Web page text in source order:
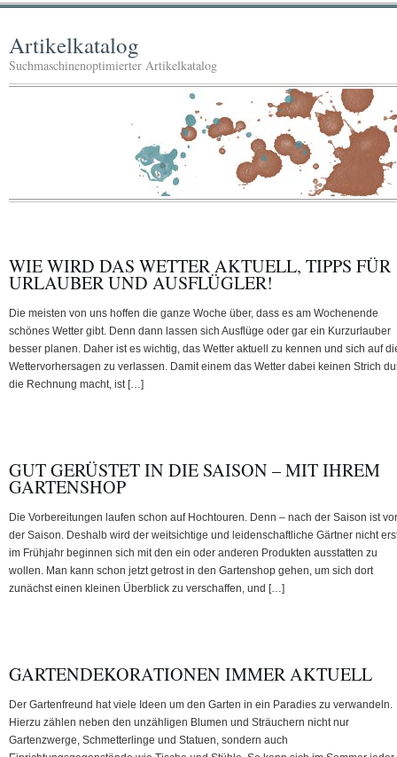
Artikelkatalog
Suchmaschinenoptimierter Artikelkatalog
WIE WIRD DAS WETTER AKTUELL, TIPPS FÜR
URLAUBER UND AUSFLÜGLER!
Die meisten von uns hoffen die ganze Woche über, dass es am Wochenende
schönes Wetter gibt. Denn dann lassen sich Ausflüge oder gar ein Kurzurlauber
besser planen. Daher ist es wichtig, das Wetter aktuell zu kennen und sich auf
Wettervorhersagen zu verlassen. Damit einem das Wetter dabei keinen Strich
die Rechnung macht, ist […]
GUT GERÜSTET IN DIE SAISON – MIT IHREM
GARTENSHOP
Die Vorbereitungen laufen schon auf Hochtouren. Denn – nach der Saison ist vor
der Saison. Deshalb wird der weitsichtige und leidenschaftliche Gärtner nicht
im Frühjahr beginnen sich mit den ein oder anderen Produkten ausstatten zu
wollen. Man kann schon jetzt getrost in den Gartenshop gehen, um sich dort
zunächst einen kleinen Überblick zu verschaffen, und […]
GARTENDEKORATIONEN IMMER AKTUELL
Der Gartenfreund hat viele Ideen um den Garten in ein Paradies zu verwandeln.
Hierzu zählen neben den unzähligen Blumen und Sträuchern nicht nur
Gartenzwerge, Schmetterlinge und Statuen, sondern auch